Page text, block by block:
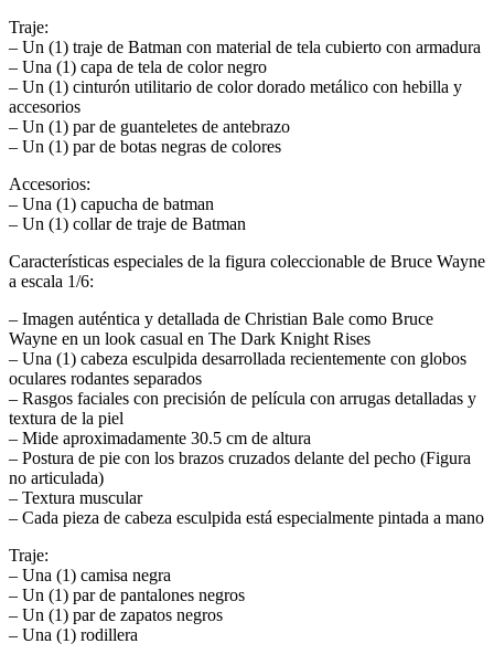
Traje:
– Un (1) traje de Batman con material de tela cubierto con armadura
– Una (1) capa de tela de color negro
– Un (1) cinturón utilitario de color dorado metálico con hebilla y
accesorios
– Un (1) par de guanteletes de antebrazo
– Un (1) par de botas negras de colores
Accesorios:
– Una (1) capucha de batman
– Un (1) collar de traje de Batman
Características especiales de la figura coleccionable de Bruce Wayne
a escala 1/6:
– Imagen auténtica y detallada de Christian Bale como Bruce
Wayne en un look casual en The Dark Knight Rises
– Una (1) cabeza esculpida desarrollada recientemente con globos
oculares rodantes separados
– Rasgos faciales con precisión de película con arrugas detalladas y
textura de la piel
– Mide aproximadamente 30.5 cm de altura
– Postura de pie con los brazos cruzados delante del pecho (Figura
no articulada)
– Textura muscular
– Cada pieza de cabeza esculpida está especialmente pintada a mano
Traje:
– Una (1) camisa negra
– Un (1) par de pantalones negros
– Un (1) par de zapatos negros
– Una (1) rodillera